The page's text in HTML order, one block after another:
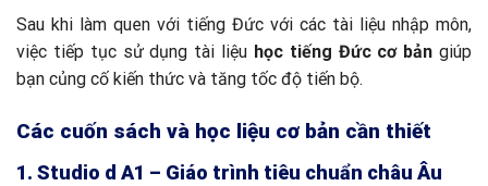
Sau khi làm quen với tiếng Đức với các tài liệu nhập môn,
việc tiếp tục sử dụng tài liệu học tiếng Đức cơ bản giúp
bạn củng cố kiến thức và tăng tốc độ tiến bộ.
Các cuốn sách và học liệu cơ bản cần thiết
1. Studio d A1 – Giáo trình tiêu chuẩn châu Âu